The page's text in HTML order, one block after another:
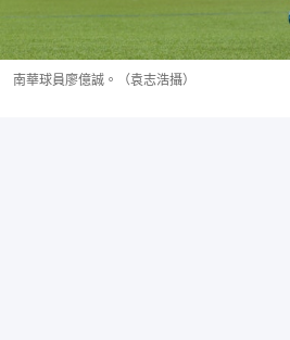
南華球員廖億誠。（袁志浩攝）